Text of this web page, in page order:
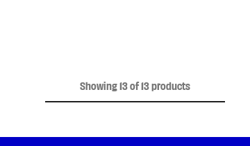
Showing13 of 13 products